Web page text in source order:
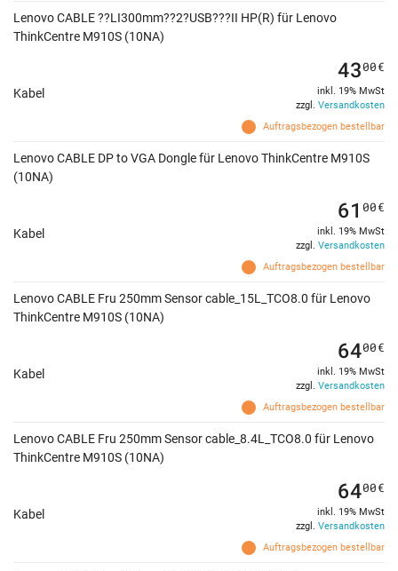
Lenovo CABLE ??LI300mm??2?USB???II HP(R) für Lenovo
ThinkCentre M910S (10NA)
Kabel
Auftragsbezogen bestellbar
4300€
inkl. 19% MwSt
zzgl. Versandkosten
Lenovo CABLE DP to VGA Dongle für Lenovo ThinkCentre M910S
(10NA)
Kabel
Auftragsbezogen bestellbar
61 00€
inkl. 19% MwSt
zzgl. Versandkosten
Lenovo CABLE Fru 250mm Sensor cable_15L_TCO8.0 für Lenovo
ThinkCentre M910S (10NA)
Kabel
Auftragsbezogen bestellbar
6400€
inkl. 19% MwSt
zzgl. Versandkosten
Lenovo CABLE Fru 250mm Sensor cable_8.4L_TCO8.0 für Lenovo
ThinkCentre M910S (10NA)
Kabel
Auftragsbezogen bestellbar
6400€
inkl. 19% MwSt
zzgl. Versandkosten